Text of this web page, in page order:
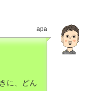
apa
に、どん